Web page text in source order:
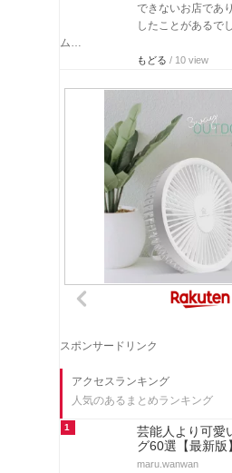
できないお店であ
したことがあるで
ム…
もどる / 10 view
スポンサードリンク
アクセスランキング
人気のあるまとめランキング
1
芸能人より可愛
グ60選【最新版】
maru.wanwan